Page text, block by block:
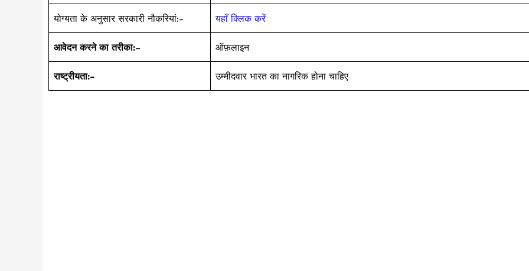
योग्यता के अनुसार सरकारी नौकरियां:- यहाँ क्लिक करें
आवेदन करने का तरीका:– ऑफ़लाइन
राष्ट्रीयता:- उम्मीदवार भारत का नागरिक होना चाहिए